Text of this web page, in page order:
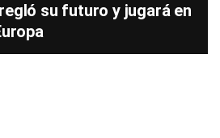
su futuro y jugará en